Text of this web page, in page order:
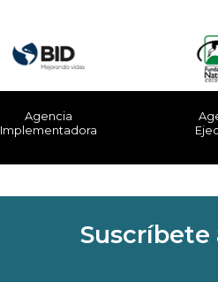
Agencia
Implementadora
Suscríbete